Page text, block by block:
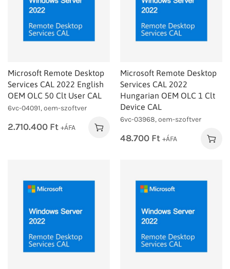
Microsoft Remote Desktop
Services CAL 2022 English
OEM OLC 50 Clt User CAL
6vc-04091, oem-szoftver
2.710.400 Ft +ÁFA
Microsoft Remote Desktop
Services CAL 2022
Hungarian OEM OLC 1 Clt
Device CAL
6vc-03968, oem-szoftver
48.700 Ft +ÁFA